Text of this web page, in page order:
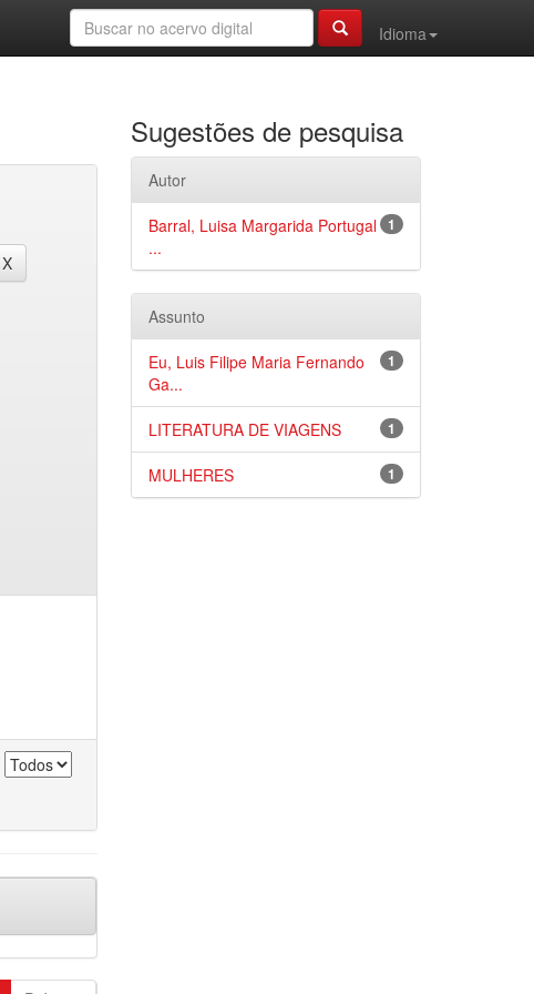
Idioma
Sugestões de pesquisa
Autor
1
Barral, Luisa Margarida Portugal
...
Assunto
1
Eu, Luis Filipe Maria Fernando
Ga...
1
LITERATURA DE VIAGENS
1
MULHERES